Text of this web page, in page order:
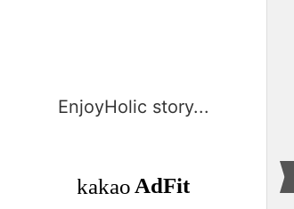
EnjoyHolic story...